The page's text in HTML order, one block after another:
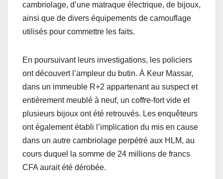
cambriolage, d’une matraque électrique, de bijoux,
ainsi que de divers équipements de camouflage
utilisés pour commettre les faits.
En poursuivant leurs investigations, les policiers
ont découvert l’ampleur du butin. À Keur Massar,
dans un immeuble R+2 appartenant au suspect et
entièrement meublé à neuf, un coffre-fort vide et
plusieurs bijoux ont été retrouvés. Les enquêteurs
ont également établi l’implication du mis en cause
dans un autre cambriolage perpétré aux HLM, au
cours duquel la somme de 24 millions de francs
CFA aurait été dérobée.